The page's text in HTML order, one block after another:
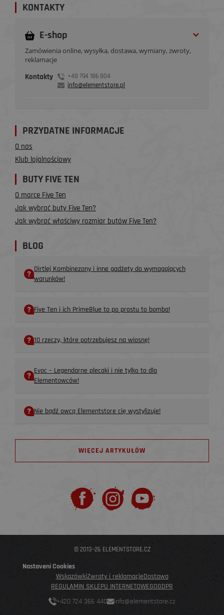
KONTAKTY
E-shop
Zamówienia online, wysyłka, dostawa, wymiany, zwroty,
reklamacje
Kontakty
+48 794 186 804
info@elementstore.pl
PRZYDATNE INFORMACJE
O nas
Klub lojalnościowy
BUTY FIVE TEN
O marce Five Ten
Jak wybrać buty Five Ten?
Jak wybrać właściwy rozmiar butów Five Ten?
BLOG
Dirtlej Kombinezony i inne gadżety do wymagających
warunków!
Five Ten i ich PrimeBlue to po prostu to bomba!
10 rzeczy, które potrzebujesz na wiosnę!
Evoc – Legendarne plecaki i nie tylko to dla
Elementowców!
Nie bądź owcą Elementstore cię wystylizuje!
WIĘCEJ ARTYKUŁÓW
© 2013–26 ELEMENTSTORE.CZ
Nastavení Cookies
WskazówkiZwroty i reklamacjeDostawa
REGULAMIN SKLEPU INTERNETOWEGOGDPR
+420 724 366 440
info@elementstore.cz